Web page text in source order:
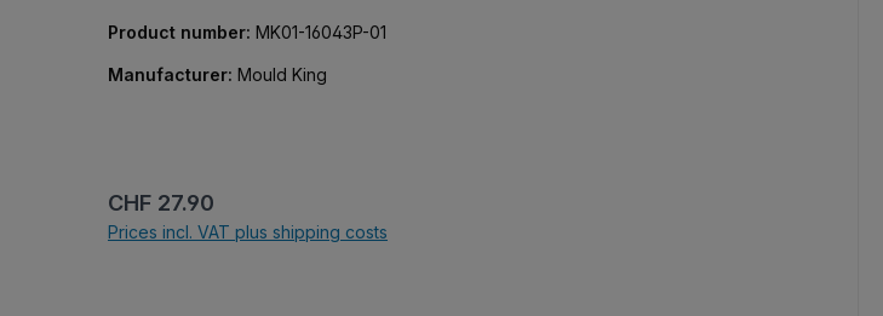
Product number: MK01-16043P-01
Manufacturer: Mould King
Regular price:
CHF 27.90
Prices incl. VAT plus shipping costs